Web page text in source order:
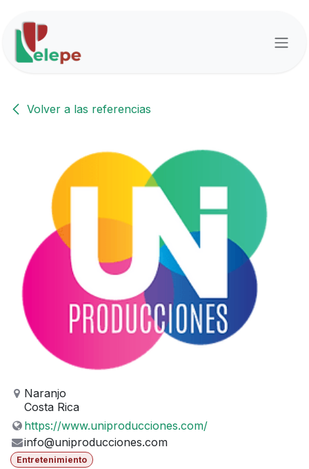
Volver a las referencias
Naranjo
Costa Rica
https://www.uniproducciones.com/
info@uniproducciones.com
Entretenimiento